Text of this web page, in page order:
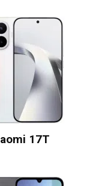
17T